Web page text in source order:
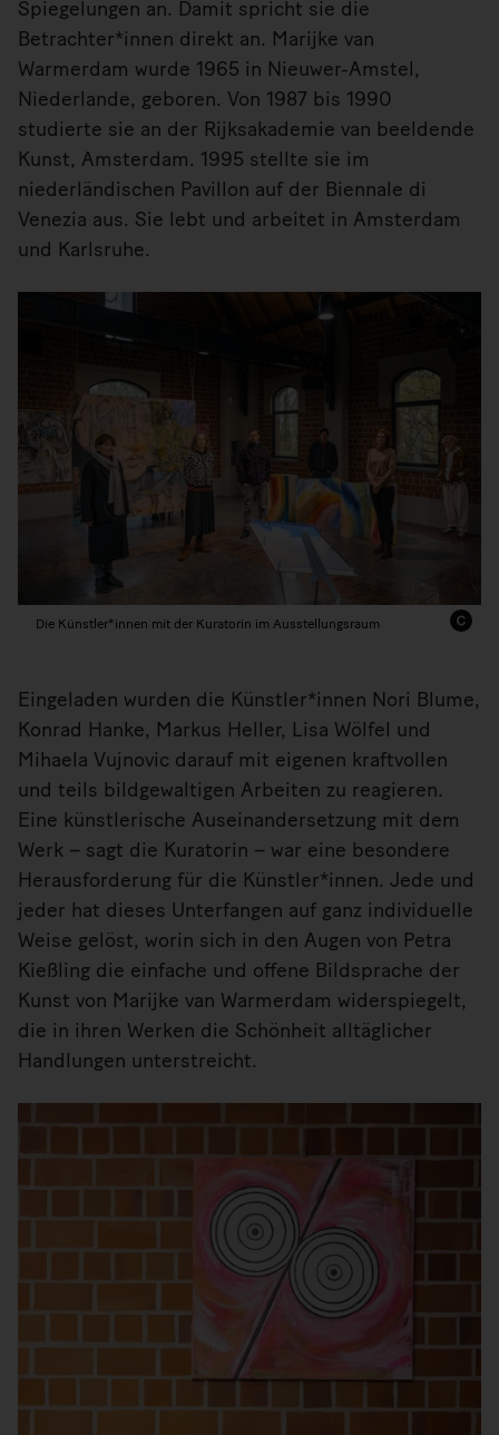
Spiegelungen an. Damit spricht sie die
Betrachter*innen direkt an. Marijke van
Warmerdam wurde 1965 in Nieuwer-Amstel,
Niederlande, geboren. Von 1987 bis 1990
studierte sie an der Rijksakademie van beeldende
Kunst, Amsterdam. 1995 stellte sie im
niederländischen Pavillon auf der Biennale di
Venezia aus. Sie lebt und arbeitet in Amsterdam
und Karlsruhe.
Die Künstler*innen mit der Kuratorin im Ausstellungsraum
Eingeladen wurden die Künstler*innen Nori Blume,
Konrad Hanke, Markus Heller, Lisa Wölfel und
Mihaela Vujnovic darauf mit eigenen kraftvollen
und teils bildgewaltigen Arbeiten zu reagieren.
Eine künstlerische Auseinandersetzung mit dem
Werk – sagt die Kuratorin – war eine besondere
Herausforderung für die Künstler*innen. Jede und
jeder hat dieses Unterfangen auf ganz individuelle
Weise gelöst, worin sich in den Augen von Petra
Kießling die einfache und offene Bildsprache der
Kunst von Marijke van Warmerdam widerspiegelt,
die in ihren Werken die Schönheit alltäglicher
Handlungen unterstreicht.